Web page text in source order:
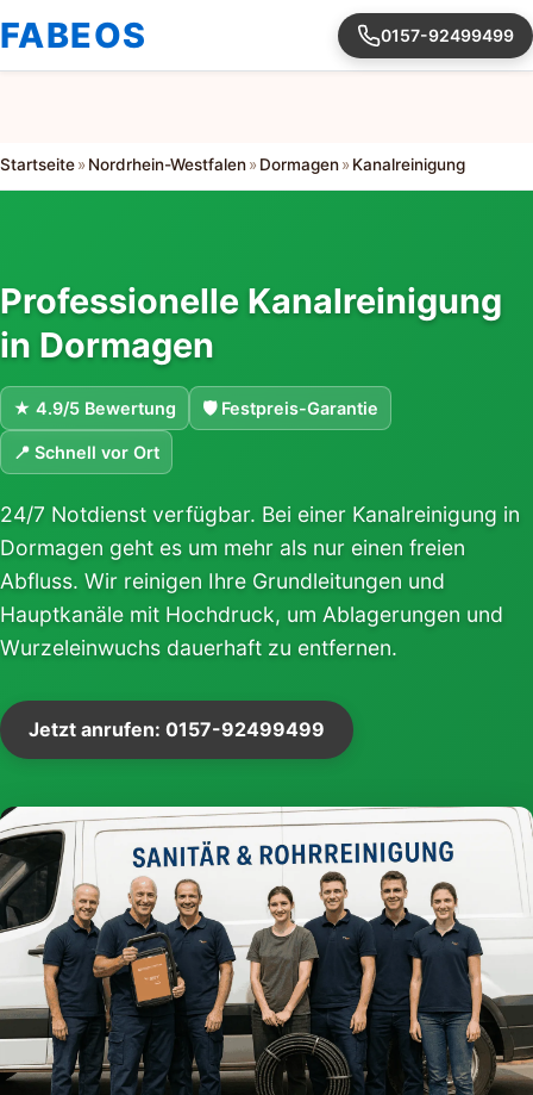
FABEOS 0157-92499499
Startseite» Nordrhein-Westfalen» Dormagen» Kanalreinigung
Professionelle Kanalreinigung
in Dormagen
★ 4.9/5 Bewertung 🛡 Festpreis-Garantie
📍 Schnell vor Ort
24/7 Notdienst verfügbar. Bei einer Kanalreinigung in
Dormagen geht es um mehr als nur einen freien
Abfluss. Wir reinigen Ihre Grundleitungen und
Hauptkanäle mit Hochdruck, um Ablagerungen und
Wurzeleinwuchs dauerhaft zu entfernen.
Jetzt anrufen: 0157-92499499